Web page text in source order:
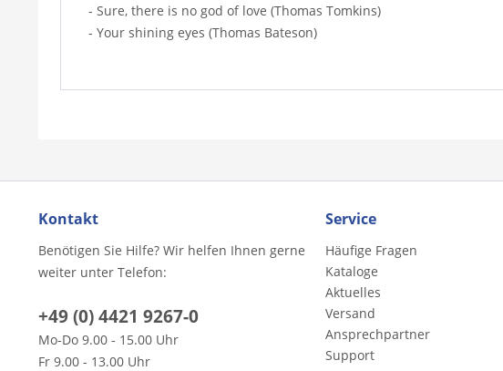
- Sure, there is no god of love (Thomas Tomkins)
- Your shining eyes (Thomas Bateson)
Kontakt
Benötigen Sie Hilfe? Wir helfen Ihnen gerne
weiter unter Telefon:
+49 (0) 4421 9267-0
Mo-Do 9.00 - 15.00 Uhr
Fr 9.00 - 13.00 Uhr
Service
Häufige Fragen
Kataloge
Aktuelles
Versand
Ansprechpartner
Support